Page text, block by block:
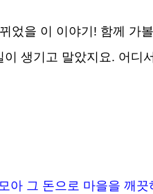
었을 이 이야기! 함께 가
생기고 말았지요. 어디
그 돈으로 마을을 깨